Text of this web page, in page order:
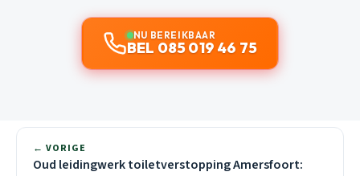
NU BEREIKBAAR
BEL 085 019 46 75
← VORIGE
Oud leidingwerk toiletverstopping Amersfoort: